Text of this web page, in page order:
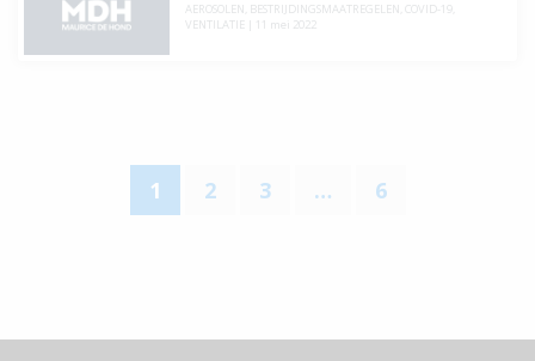
AEROSOLEN BESTRIJDINGSMAATREGELEN COVID-19,
VENTILATIE
11 mei 2022
1 2 3 … 6